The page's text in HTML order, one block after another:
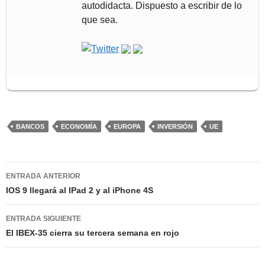
autodidacta. Dispuesto a escribir de lo
que sea.
BANCOS ECONOMÍA EUROPA INVERSIÓN UE
Navegación
de
entradas
ENTRADA ANTERIOR
IOS 9 llegará al IPad 2 y al iPhone 4S
ENTRADA SIGUIENTE
El IBEX-35 cierra su tercera semana en rojo